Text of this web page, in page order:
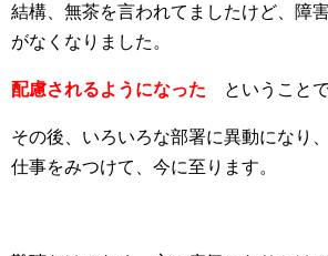
結構、無茶を言われてましたけど、障
がなくなりました。
配慮されるようになった ということで
その後、いろいろな部署に異動になり
仕事をみつけて、今に至ります。